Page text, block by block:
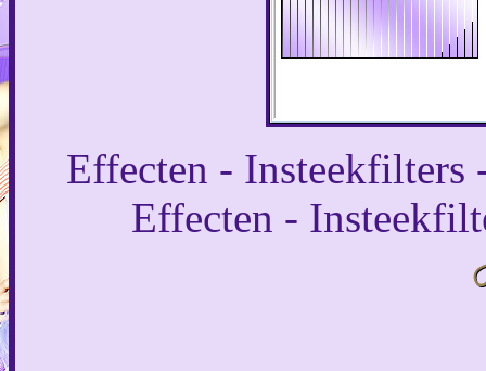
Effecten -
Effecten -